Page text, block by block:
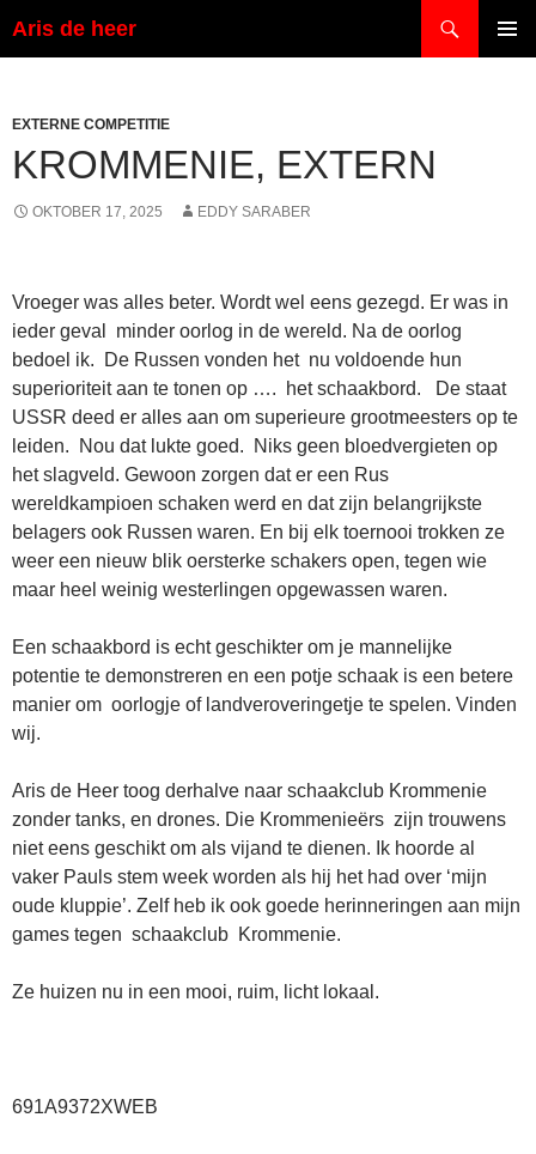
naar
Aris de heer
EXTERNE COMPETITIE
KROMMENIE, EXTERN
OKTOBER 17, 2025 EDDY SARABER
Vroeger was alles beter. Wordt wel eens gezegd. Er was in
ieder geval minder oorlog in de wereld. Na de oorlog
bedoel ik. De Russen vonden het nu voldoende hun
superioriteit aan te tonen op …. het schaakbord. De staat
USSR deed er alles aan om superieure grootmeesters op te
leiden. Nou dat lukte goed. Niks geen bloedvergieten op
het slagveld. Gewoon zorgen dat er een Rus
wereldkampioen schaken werd en dat zijn belangrijkste
belagers ook Russen waren. En bij elk toernooi trokken ze
weer een nieuw blik oersterke schakers open, tegen wie
maar heel weinig westerlingen opgewassen waren.
Een schaakbord is echt geschikter om je mannelijke
potentie te demonstreren en een potje schaak is een betere
manier om oorlogje of landveroveringetje te spelen. Vinden
wij.
Aris de Heer toog derhalve naar schaakclub Krommenie
zonder tanks, en drones. Die Krommenieërs zijn trouwens
niet eens geschikt om als vijand te dienen. Ik hoorde al
vaker Pauls stem week worden als hij het had over ‘mijn
oude kluppie’. Zelf heb ik ook goede herinneringen aan mijn
games tegen schaakclub Krommenie.
Ze huizen nu in een mooi, ruim, licht lokaal.
691A9372XWEB